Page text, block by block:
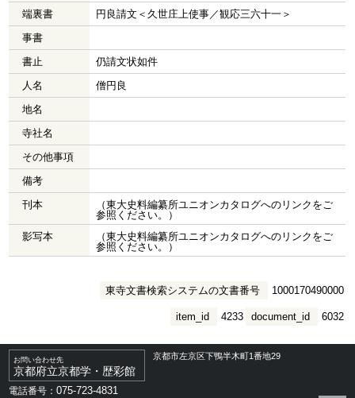
端裏書
円良請文＜久世庄上使事／観応三六十一＞
事書
書止
仍請文状如件
人名
僧円良
地名
寺社名
その他事項
備考
刊本
（東大史料編纂所ユニオンカタログへのリンクをご
参照ください。）
影写本
（東大史料編纂所ユニオンカタログへのリンクをご
参照ください。）
東寺文書検索システムの文書番号 1000170490000
document_id 6032
item_id 4233
お問い合わせ先
京都府立京都学・歴彩館
京都市左京区下鴨半木町1番地29
電話番号：075-723-4831